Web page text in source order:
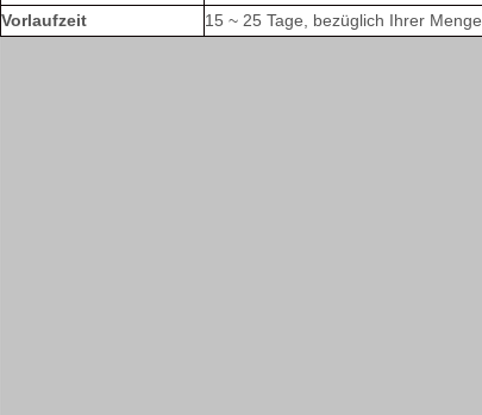
Vorlaufzeit
15 ~ 25 Tage, bezüglich Ihrer Menge